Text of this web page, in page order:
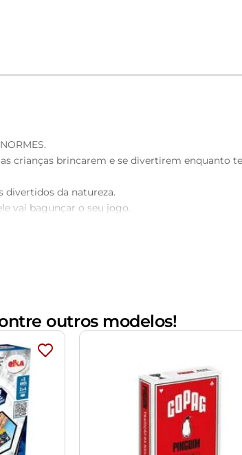
crianças brincarem e se divertirem enquanto
da natureza.
vai bagunçar o seu jogo.
Para Praia, Para Presente
outros modelos!